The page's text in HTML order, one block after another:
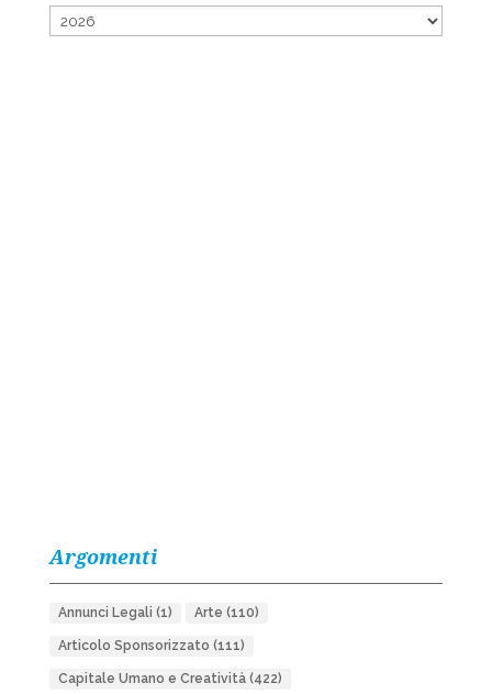
Argomenti
Annunci Legali (1) Arte (110)
Articolo Sponsorizzato (111)
Capitale Umano e Creatività(422)